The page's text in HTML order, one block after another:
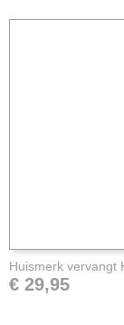
Huismerk vervangt
€ 29,95